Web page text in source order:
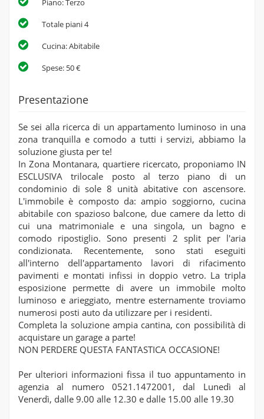
Piano: Terzo
Totale piani 4
Cucina: Abitabile
Spese: 50 €
Presentazione
Se sei alla ricerca di un appartamento luminoso in una
zona tranquilla e comodo a tutti i servizi, abbiamo la
soluzione giusta per te!
In Zona Montanara, quartiere ricercato, proponiamo IN
ESCLUSIVA trilocale posto al terzo piano di un
condominio di sole 8 unità abitative con ascensore.
L'immobile è composto da: ampio soggiorno, cucina
abitabile con spazioso balcone, due camere da letto di
cui una matrimoniale e una singola, un bagno e
comodo ripostiglio. Sono presenti 2 split per l'aria
condizionata. Recentemente, sono stati eseguiti
all'interno dell'appartamento lavori di rifacimento
pavimenti e montati infissi in doppio vetro. La tripla
esposizione permette di avere un immobile molto
luminoso e arieggiato, mentre esternamente troviamo
numerosi posti auto da utilizzare per i residenti.
Completa la soluzione ampia cantina, con possibilità di
acquistare un garage a parte!
NON PERDERE QUESTA FANTASTICA OCCASIONE!
Per ulteriori informazioni fissa il tuo appuntamento in
agenzia al numero 0521.1472001, dal Lunedì al
Venerdì, dalle 9.00 alle 12.30 e dalle 15.00 alle 19.30